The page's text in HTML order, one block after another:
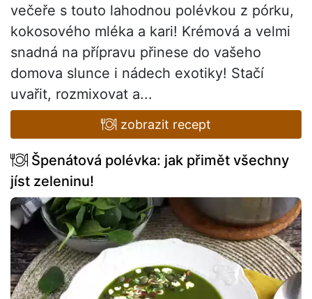
večeře s touto lahodnou polévkou z pórku,
kokosového mléka a kari! Krémová a velmi
snadná na přípravu přinese do vašeho
domova slunce i nádech exotiky! Stačí
uvařit, rozmixovat a...
zobrazit recept
Špenátová polévka: jak přimět všechny
jíst zeleninu!